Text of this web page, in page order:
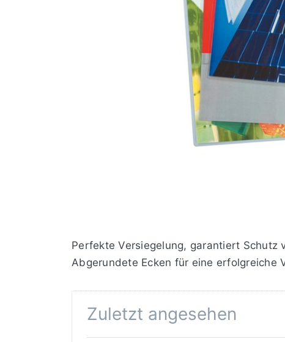
Perfekte Versiegelung, garantiert Schutz
Abgerundete Ecken für eine erfolgreiche
Zuletzt angesehen